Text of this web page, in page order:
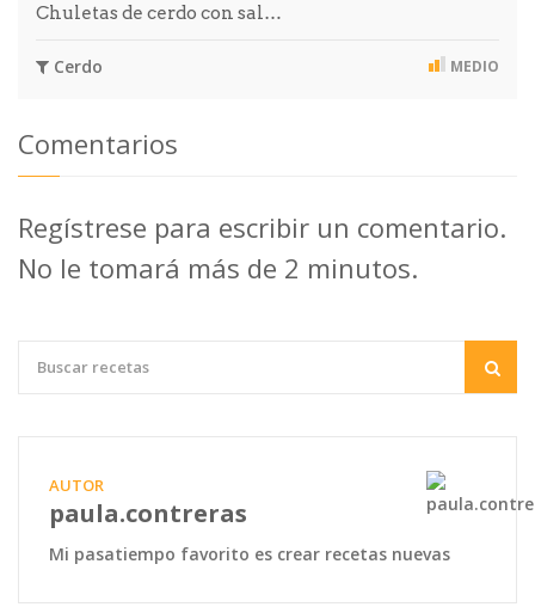
Chuletas de cerdo con sal…
Cerdo MEDIO
Comentarios
Regístrese para escribir un comentario.
No le tomará más de 2 minutos.
AUTOR
paula.contreras
Mi pasatiempo favorito es crear recetas nuevas